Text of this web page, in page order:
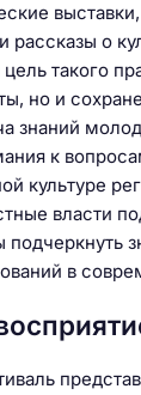
рассказы о
такого
но и
знаний
к
культуре
власти
подчеркнуть
в